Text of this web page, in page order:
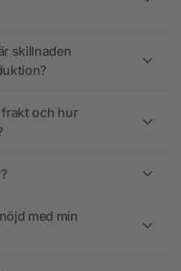
skillnaden
och hur
med min